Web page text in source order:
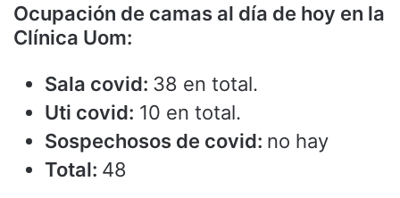
Ocupación de camas al día de hoy en la
Clínica Uom:
Sala covid: 38 en total.
Uti covid: 10 en total.
Sospechosos de covid: no hay
Total: 48